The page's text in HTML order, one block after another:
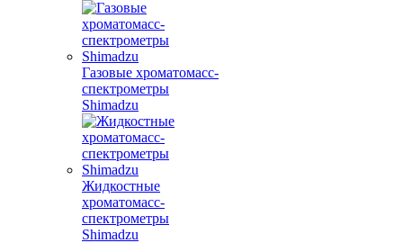
Газовые хроматомасс-
спектрометры
Shimadzu
Жидкостные
хроматомасс-
спектрометры
Shimadzu